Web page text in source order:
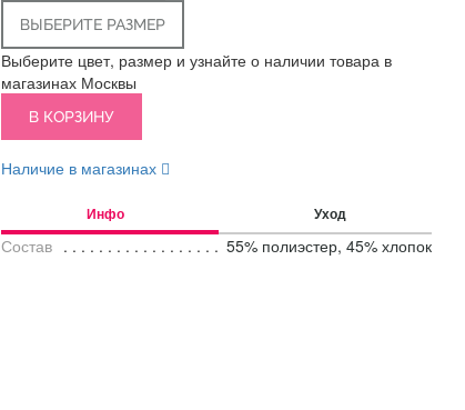
ВЫБЕРИТЕ РАЗМЕР
Выберите цвет, размер и узнайте о наличии товара в
магазинах Москвы
В КОРЗИНУ
Наличие в магазинах
Инфо Уход
Состав 55% полиэстер, 45% хлопок